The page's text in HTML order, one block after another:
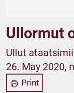
Ullormut
Ullut
26. May 2020,
Print